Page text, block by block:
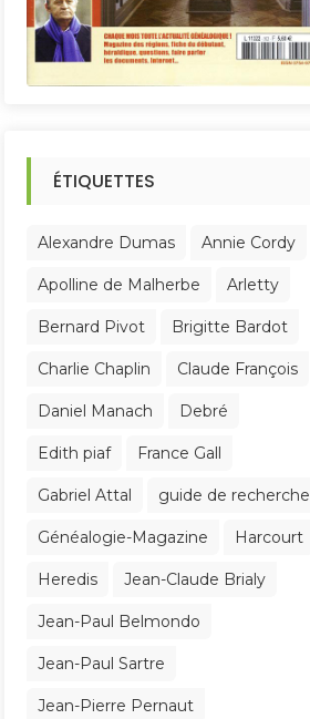
ÉTIQUETTES
Alexandre Dumas Annie Cordy
Apolline de Malherbe Arletty
Bernard Pivot Brigitte Bardot
Charlie Chaplin Claude François
Daniel Manach Debré
Edith piaf France Gall
Gabriel Attal guide de recherche
Généalogie-Magazine Harcourt
Heredis Jean-Claude Brialy
Jean-Paul Belmondo
Jean-Paul Sartre
Jean-Pierre Pernaut